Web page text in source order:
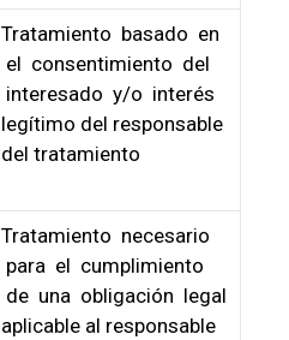
Tratamiento basado en
el consentimiento del
interesado y/o interés
legítimo del responsable
del tratamiento
Tratamiento necesario
para el cumplimiento
de una obligación legal
aplicable al responsable